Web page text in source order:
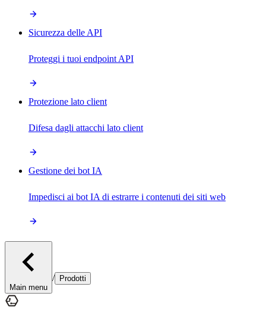
Sicurezza delle API
Proteggi i tuoi endpoint API
Protezione lato client
Difesa dagli attacchi lato client
Gestione dei bot IA
Impedisci ai bot IA di estrarre i contenuti dei siti web
Main menu
/ Prodotti